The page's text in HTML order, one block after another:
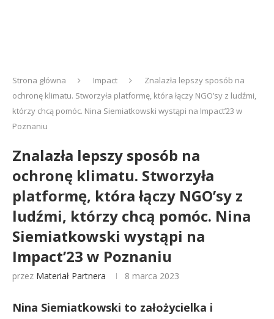
Strona główna Impact
Znalazła lepszy sposób na
ochronę klimatu. Stworzyła platformę, która łączy NGO’sy z ludźmi,
którzy chcą pomóc. Nina Siemiatkowski wystąpi na Impact’23 w
Poznaniu
Znalazła lepszy sposób na
ochronę klimatu. Stworzyła
platformę, która łączy NGO’sy z
ludźmi, którzy chcą pomóc. Nina
Siemiatkowski wystąpi na
Impact’23 w Poznaniu
przez Materiał Partnera 8 marca 2023
Nina Siemiatkowski to założycielka i